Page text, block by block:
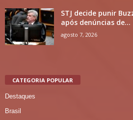
STJ decide punir
após denúncias de...
agosto 7, 2026
CATEGORIA POPULAR
Destaques
Brasil